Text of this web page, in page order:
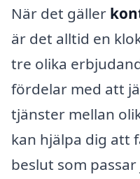
När det gäller
är det alltid en
tre olika
fördelar med att
tjänster mellan
kan hjälpa dig att
beslut som